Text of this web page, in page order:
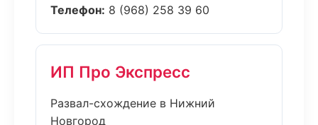
Телефон: 8 (968) 258 39 60
ИП Про Экспресс
Развал-схождение в Нижний
Новгород